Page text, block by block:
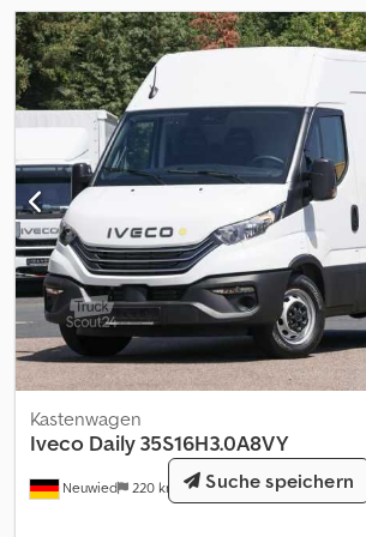
Betriebs- und Wartungsanleitung elektrisch,
Kontrollgerät digital 4.1, Fahrerhausrückwand
Beifahrersitzbank m. MF-Ablage, Klimaanlage
Anhängerkupplung Kugelkopf, Kühlergrill mit
Anschluss 12 V Windsch.-OBU, Schlüssel
Codpfoyl Eb Nsx Ahieha
Neuwied 220 km
Kastenwagen
Iveco Daily 35S16H3.0A8VY
Suche speichern